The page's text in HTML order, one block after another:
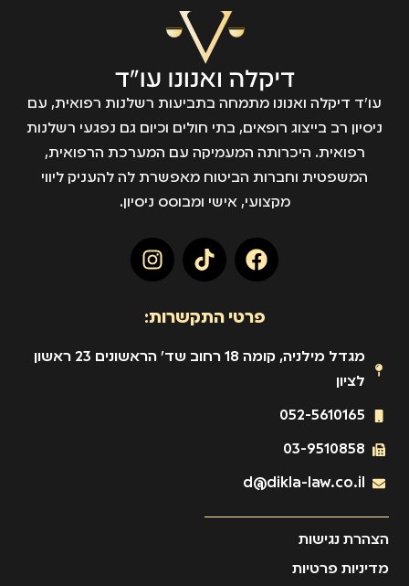
עו״ד דיקלה ואנונו מתמחה בתביעות רשלנות רפואית, עם
ניסיון רב בייצוג רופאים, בתי חולים וכיום גם נפגעי רשלנות
רפואית. היכרותה המעמיקה עם המערכת הרפואית,
המשפטית וחברות הביטוח מאפשרת לה להעניק ליווי
מקצועי, אישי ומבוסס ניסיון.
פרטי התקשרות:
מגדל מילניה, קומה 18 רחוב שד' הראשונים 23 ראשון
לציון
052-5610165
03-9510858
d@dikla-law.co.il
הצהרת נגישות
מדיניות פרטיות